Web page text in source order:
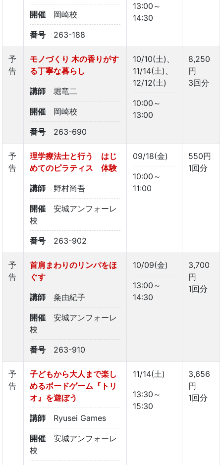
開催 岡崎校
番号 263-188
13:00～
14:30
予
告
モノづくり 木の香りがす
る丁寧な暮らし
講師 堀竜二
開催 岡崎校
番号 263-690
10/10(土)、
11/14(土)、
12/12(土)
10:00～
13:00
8,250
円
3回分
予
告
理学療法士と行う はじ
めてのピラティス 体験
講師 野村尚吾
開催
安城アンフォーレ
校
番号 263-902
09/18(金)
10:00～
11:00
550円
1回分
予
告
首肩まわりのリンパをほ
ぐす
講師 粂由紀子
開催
安城アンフォーレ
校
番号 263-910
10/09(金)
13:00～
14:30
3,700
円
1回分
予
告
子どもから大人まで楽し
めるボードゲーム『トリ
オ』を遊ぼう
講師 Ryusei Games
開催
安城アンフォーレ
校
11/14(土)
13:30～
15:30
3,656
円
1回分